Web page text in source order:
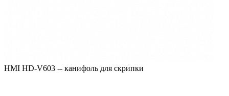
HMI HD-V603 -- канифоль для скрипки